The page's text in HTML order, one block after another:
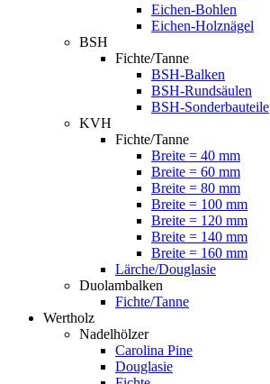
Eichen-Bohlen
Eichen-Holznägel
BSH
Fichte/Tanne
BSH-Balken
BSH-Rundsäulen
BSH-Sonderbauteile
KVH
Fichte/Tanne
Breite = 40 mm
Breite = 60 mm
Breite = 80 mm
Breite = 100 mm
Breite = 120 mm
Breite = 140 mm
Breite = 160 mm
Lärche/Douglasie
Duolambalken
Fichte/Tanne
Wertholz
Nadelhölzer
Carolina Pine
Douglasie